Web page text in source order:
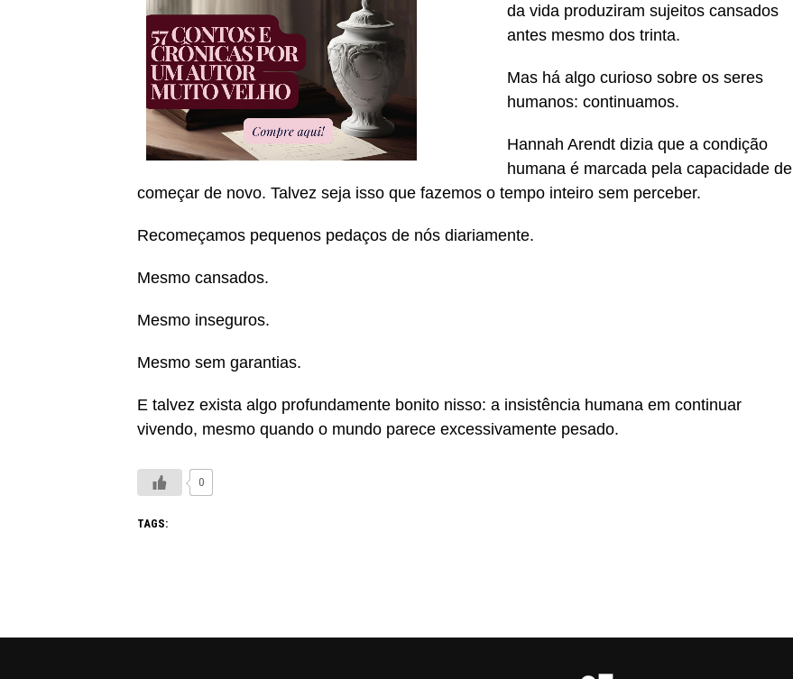
da vida produziram sujeitos cansados
antes mesmo dos trinta.
Mas há algo curioso sobre os seres
humanos: continuamos.
Hannah Arendt dizia que a condição
humana é marcada pela capacidade de
começar de novo. Talvez seja isso que fazemos o tempo inteiro sem perceber.
Recomeçamos pequenos pedaços de nós diariamente.
Mesmo cansados.
Mesmo inseguros.
Mesmo sem garantias.
E talvez exista algo profundamente bonito nisso: a insistência humana em continuar
vivendo, mesmo quando o mundo parece excessivamente pesado.
0
TAGS: